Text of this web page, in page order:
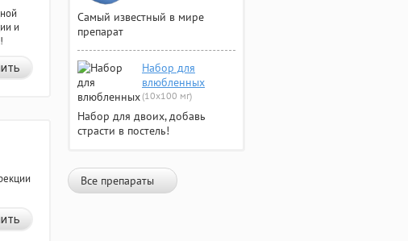
и
Самый известный в мире
препарат
Набор для
влюбленных
(10х100 мг)
Набор для двоих, добавь
страсти в постель!
Все препараты